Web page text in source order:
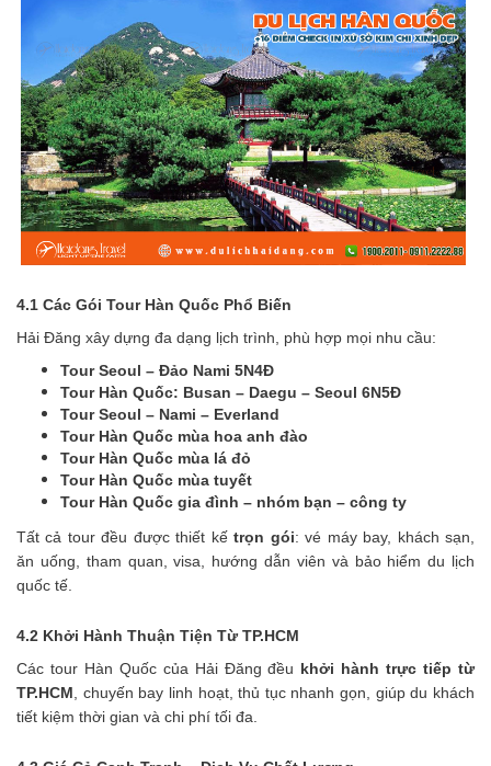
4.1 Các Gói Tour Hàn Quốc Phổ Biến
Hải Đăng xây dựng đa dạng lịch trình, phù hợp mọi nhu cầu:
Tour Seoul – Đảo Nami 5N4Đ
Tour Hàn Quốc: Busan – Daegu – Seoul 6N5Đ
Tour Seoul – Nami – Everland
Tour Hàn Quốc mùa hoa anh đào
Tour Hàn Quốc mùa lá đỏ
Tour Hàn Quốc mùa tuyết
Tour Hàn Quốc gia đình – nhóm bạn – công ty
Tất cả tour đều được thiết kếtrọn gói: vé máy bay, khách sạn,
ăn uống, tham quan, visa, hướng dẫn viên và bảo hiểm du lịch
quốc tế.
4.2 Khởi Hành Thuận Tiện Từ TP.HCM
Các tour Hàn Quốc của Hải Đăng đều khởi hành trực tiếp từ
TP.HCM , chuyến bay linh hoạt, thủ tục nhanh gọn, giúp du khách
tiết kiệm thời gian và chi phí tối đa.